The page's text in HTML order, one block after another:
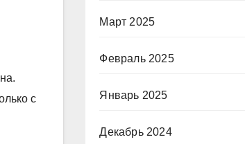
с
Март 2025
Февраль 2025
Январь 2025
Декабрь 2024